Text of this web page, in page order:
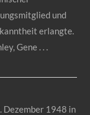
und
erlangte.
Gene
Dezember 1948 in